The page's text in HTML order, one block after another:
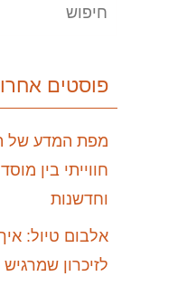
פוסטים
מפת המדע של
חווייתי בין
וחדשנות
אלבום טיול:
לזיכרון